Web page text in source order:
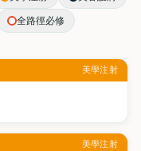
全路徑必修
美學注射
美學注射